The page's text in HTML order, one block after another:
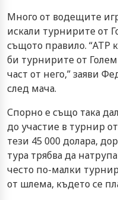
Много от водещите
искали турнирите от
същото правило. “ATP
би турнирите от
част от него,” заяви
след мача.
Спорно е също така
до участие в турнир
тези 45 000 долара,
тура трябва да
често по-малки
от шлема, където се